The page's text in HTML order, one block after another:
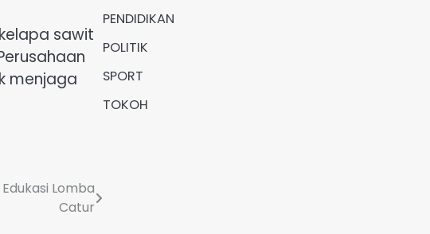
sawit
menjaga
Lomba
Catur
PENDIDIKAN
POLITIK
SPORT
TOKOH